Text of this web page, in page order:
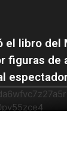
libro
de